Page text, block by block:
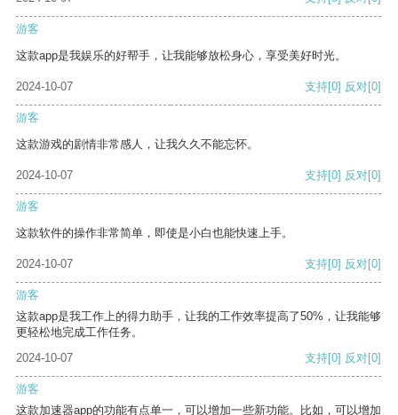
游客
这款app是我娱乐的好帮手，让我能够放松身心，享受美好时光。
2024-10-07 支持[0] 反对[0]
游客
这款游戏的剧情非常感人，让我久久不能忘怀。
2024-10-07 支持[0] 反对[0]
游客
这款软件的操作非常简单，即使是小白也能快速上手。
2024-10-07 支持[0] 反对[0]
游客
这款app是我工作上的得力助手，让我的工作效率提高了50%，让我能够
更轻松地完成工作任务。
2024-10-07
支持[0] 反对[0]
游客
这款加速器app的功能有点单一，可以增加一些新功能。比如，可以增加